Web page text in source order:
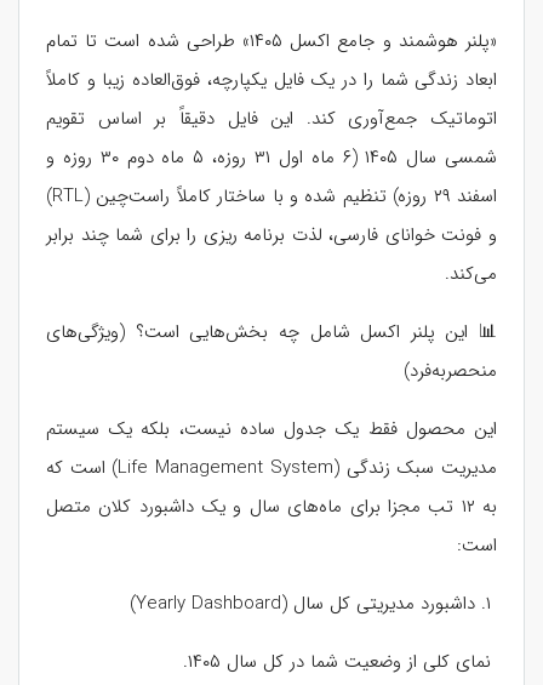
«پلنر هوشمند و جامع اکسل ۱۴۰۵» طراحی شده است تا تمام
ابعاد زندگی شما را در یک فایل یکپارچه، فوق‌العاده زیبا و کاملاً
اتوماتیک جمع‌آوری کند. این فایل دقیقاً بر اساس تقویم
شمسی سال ۱۴۰۵ (۶ ماه اول ۳۱ روزه، ۵ ماه دوم ۳۰ روزه و
اسفند ۲۹ روزه) تنظیم شده و با ساختار کاملاً راست‌چین (RTL)
و فونت خوانای فارسی، لذت برنامه‌ ریزی را برای شما چند برابر
می‌کند.
📊 این پلنر اکسل شامل چه بخش‌هایی است؟ (ویژگی‌های
منحصربه‌فرد)
این محصول فقط یک جدول ساده نیست، بلکه یک سیستم
مدیریت سبک زندگی (Life Management System) است که
به ۱۲ تب مجزا برای ماه‌های سال و یک داشبورد کلان متصل
است:
نمای کلی از وضعیت شما در کل سال ۱۴۰۵.